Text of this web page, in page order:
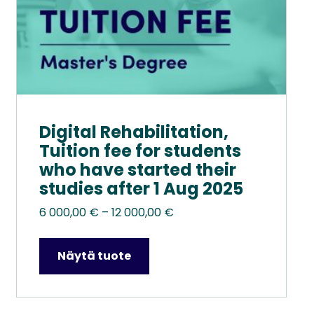
Digital Rehabilitation,
Tuition fee for students
who have started their
studies after 1 Aug 2025
6 000,00 € – 12 000,00 €Hintaluokka:
000,00 €
Näytä tuote